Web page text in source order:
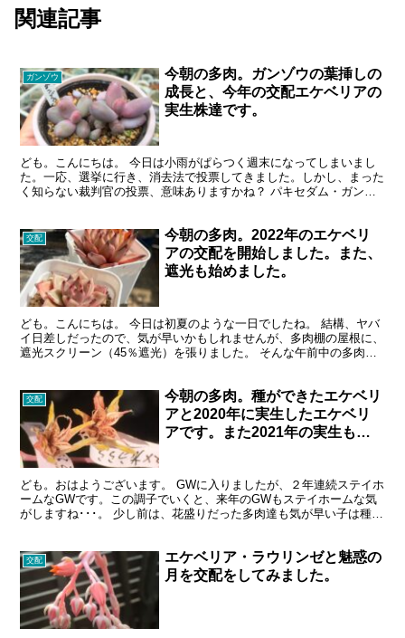
関連記事
ガンゾウ
今朝の多肉。ガンゾウの葉挿しの
成長と、今年の交配エケベリアの
実生株達です。
ども。こんにちは。 今日は小雨がぱらつく週末になってしまいまし
た。一応、選挙に行き、消去法で投票してきました。しかし、まった
く知らない裁判官の投票、意味ありますかね？ パキセダム・ガンゾ
交配
今朝の多肉。2022年のエケベリ
アの交配を開始しました。また、
遮光も始めました。
ども。こんにちは。 今日は初夏のような一日でしたね。 結構、ヤバ
イ日差しだったので、気が早いかもしれませんが、多肉棚の屋根に、
遮光スクリーン（45％遮光）を張りました。 そんな午前中の多肉事
交配
今朝の多肉。種ができたエケベリ
アと2020年に実生したエケベリ
アです。また2021年の実生も開
ども。おはようございます。 GWに入りましたが、２年連続ステイホ
ームなGWです。この調子でいくと、来年のGWもステイホームな気
がしますね･･･。 少し前は、花盛りだった多肉達も気が早い子は種が
交配
エケベリア・ラウリンゼと魅惑の
月を交配をしてみました。